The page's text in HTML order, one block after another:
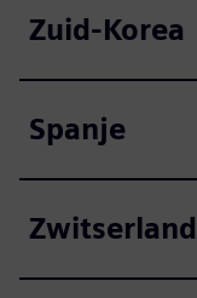
Zuid-Korea
Spanje
Zwitserland